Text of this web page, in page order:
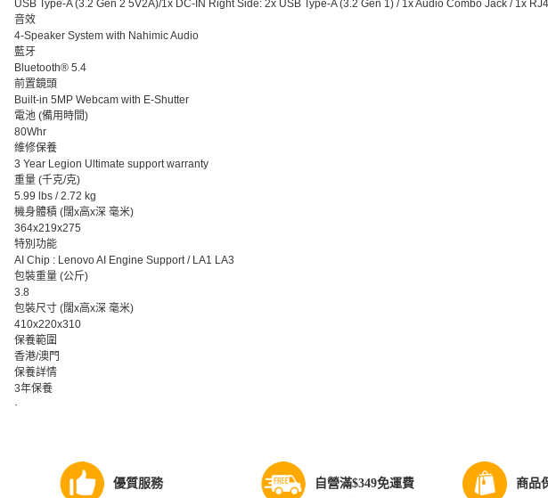
USB Type-A (3.2 Gen 2 5V2A)/1x DC-IN Right Side: 2x USB Type-A (3.2 Gen 1) / 1x Audio Combo Jack / 1x
音效
4-Speaker System with Nahimic Audio
藍牙
Bluetooth® 5.4
前置鏡頭
Built-in 5MP Webcam with E-Shutter
電池 (備用時間)
80Whr
維修保養
3 Year Legion Ultimate support warranty
重量 (千克/克)
5.99 lbs / 2.72 kg
機身體積 (闊x高x深 毫米)
364x219x275
特別功能
AI Chip : Lenovo AI Engine Support / LA1 LA3
包裝重量 (公斤)
3.8
包裝尺寸 (闊x高x深 毫米)
410x220x310
保養範圍
香港/澳門
保養詳情
3年保養
·
優質服務 自營滿$349免運費 商品